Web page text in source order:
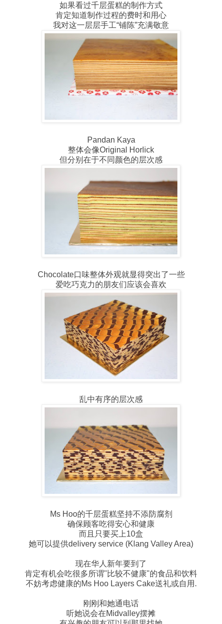
如果看过千层蛋糕的制作方式
肯定知道制作过程的费时和用心
我对这一层层手工“铺陈”充满敬意
Pandan Kaya
整体会像Original Horlick
但分别在于不同颜色的层次感
Chocolate口味整体外观就显得突出了一些
爱吃巧克力的朋友们应该会喜欢
乱中有序的层次感
Ms Hoo的千层蛋糕坚持不添防腐剂
确保顾客吃得安心和健康
而且只要买上10盒
她可以提供delivery service (Klang Valley Area)
现在华人新年要到了
肯定有机会吃很多所谓"比较不健康"的食品和饮料
不妨考虑健康的Ms Hoo Layers Cake送礼或自用.
刚刚和她通电话
听她说会在Midvalley摆摊